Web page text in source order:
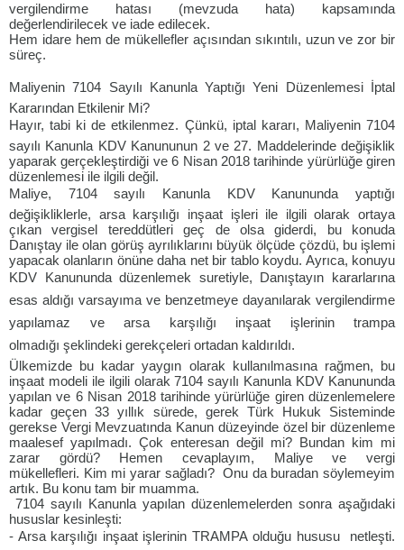
vergilendirme hatası (mevzuda hata) kapsamında
değerlendirilecek ve iade edilecek.
Hem idare hem de mükellefler açısından sıkıntılı, uzun ve zor bir
süreç.
Maliyenin 7104 Sayılı Kanunla Yaptığı Yeni Düzenlemesi İptal
Kararından Etkilenir Mi?
Hayır, tabi ki de etkilenmez. Çünkü, iptal kararı, Maliyenin 7104
sayılı Kanunla KDV Kanununun 2 ve 27. Maddelerinde değişiklik
yaparak gerçekleştirdiği ve 6 Nisan 2018 tarihinde yürürlüğe giren
düzenlemesi ile ilgili değil.
Maliye, 7104 sayılı Kanunla KDV Kanununda yaptığı
değişikliklerle, arsa karşılığı inşaat işleri ile ilgili olarak ortaya
çıkan vergisel tereddütleri geç de olsa giderdi, bu konuda
Danıştay ile olan görüş ayrılıklarını büyük ölçüde çözdü, bu işlemi
yapacak olanların önüne daha net bir tablo koydu. Ayrıca, konuyu
KDV Kanununda düzenlemek suretiyle, Danıştayın kararlarına
esas aldığı varsayıma ve benzetmeye dayanılarak vergilendirme
yapılamaz ve arsa karşılığı inşaat işlerinin trampa
olmadığı şeklindeki gerekçeleri ortadan kaldırıldı.
Ülkemizde bu kadar yaygın olarak kullanılmasına rağmen, bu
inşaat modeli ile ilgili olarak 7104 sayılı Kanunla KDV Kanununda
yapılan ve 6 Nisan 2018 tarihinde yürürlüğe giren düzenlemelere
kadar geçen 33 yıllık sürede, gerek Türk Hukuk Sisteminde
gerekse Vergi Mevzuatında Kanun düzeyinde özel bir düzenleme
maalesef yapılmadı. Çok enteresan değil mi? Bundan kim mi
zarar gördü? Hemen cevaplayım, Maliye ve vergi
mükellefleri. Kim mi yarar sağladı? Onu da buradan söylemeyim
artık. Bu konu tam bir muamma.
7104 sayılı Kanunla yapılan düzenlemelerden sonra aşağıdaki
hususlar kesinleşti:
- Arsa karşılığı inşaat işlerinin TRAMPA olduğu hususu netleşti.